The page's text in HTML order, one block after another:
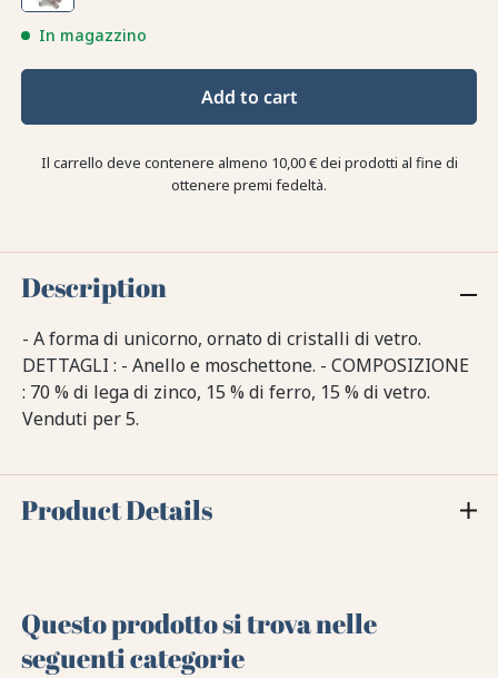
In magazzino
Add to cart
Il carrello deve contenere almeno 10,00 € dei prodotti al fine di
ottenere premi fedeltà.
Description
- A forma di unicorno, ornato di cristalli di vetro.
DETTAGLI : - Anello e moschettone. - COMPOSIZIONE
: 70 % di lega di zinco, 15 % di ferro, 15 % di vetro.
Venduti per 5.
Product Details
Questo prodotto si trova nelle
seguenti categorie